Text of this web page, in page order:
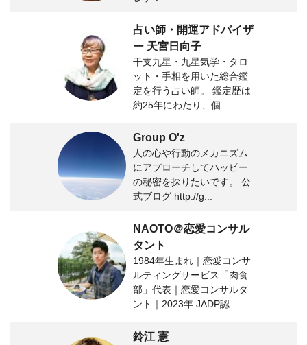
占い師・開運アドバイザ
ー 天宮日向子
干支九星・九星気学・タロ
ット・手相を用いた総合鑑
定を行う占い師。 鑑定歴は
約25年にわたり、個...
Group O'z
人の心や行動のメカニズム
にアプローチしてハッピー
の秘密を探りたいです。 公
式ブログ http://g...
NAOTO＠恋愛コンサル
タント
1984年生まれ｜恋愛コンサ
ルティングサービス「肉食
部」代表｜恋愛コンサルタ
ント｜2023年 JADP認...
鈴江 憲